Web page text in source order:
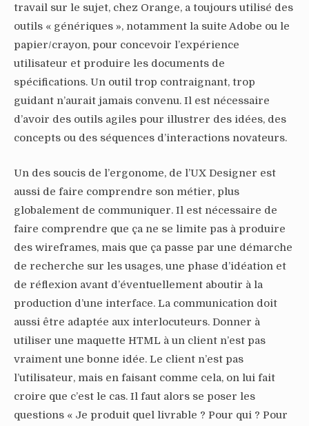
travail sur le sujet, chez Orange, a toujours utilisé des
outils « génériques », notamment la suite Adobe ou le
papier/crayon, pour concevoir l’expérience
utilisateur et produire les documents de
spécifications. Un outil trop contraignant, trop
guidant n’aurait jamais convenu. Il est nécessaire
d’avoir des outils agiles pour illustrer des idées, des
concepts ou des séquences d’interactions novateurs.
Un des soucis de l’ergonome, de l’UX Designer est
aussi de faire comprendre son métier, plus
globalement de communiquer. Il est nécessaire de
faire comprendre que ça ne se limite pas à produire
des wireframes, mais que ça passe par une démarche
de recherche sur les usages, une phase d’idéation et
de réflexion avant d’éventuellement aboutir à la
production d’une interface. La communication doit
aussi être adaptée aux interlocuteurs. Donner à
utiliser une maquette HTML à un client n’est pas
vraiment une bonne idée. Le client n’est pas
l’utilisateur, mais en faisant comme cela, on lui fait
croire que c’est le cas. Il faut alors se poser les
questions « Je produit quel livrable ? Pour qui ? Pour